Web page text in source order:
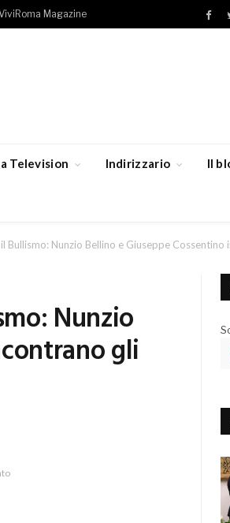
Magazine
Television Indirizzario Il
Bullismo: Nunzio Bellino e Giuseppe
Nunzio
gli